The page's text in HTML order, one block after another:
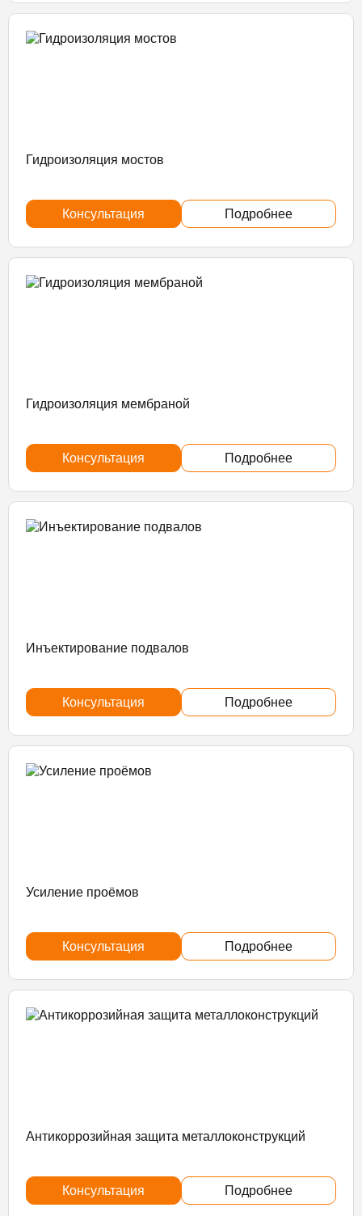
Гидроизоляция мостов
Консультация Подробнее
Гидроизоляция мембраной
Консультация Подробнее
Инъектирование подвалов
Консультация Подробнее
Усиление проёмов
Консультация Подробнее
Антикоррозийная защита металлоконструкций
Консультация Подробнее